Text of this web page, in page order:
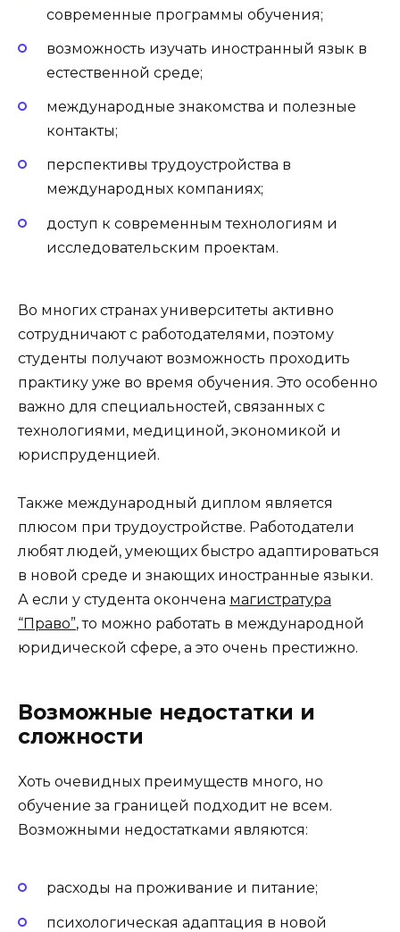
современные программы обучения;
возможность изучать иностранный язык в
естественной среде;
международные знакомства и полезные
контакты;
перспективы трудоустройства в
международных компаниях;
доступ к современным технологиям и
исследовательским проектам.
Во многих странах университеты активно
сотрудничают с работодателями, поэтому
студенты получают возможность проходить
практику уже во время обучения. Это особенно
важно для специальностей, связанных с
технологиями, медициной, экономикой и
юриспруденцией.
Также международный диплом является
плюсом при трудоустройстве. Работодатели
любят людей, умеющих быстро адаптироваться
в новой среде и знающих иностранные языки.
А если у студента окончена магистратура
“Право”, то можно работать в международной
юридической сфере, а это очень престижно.
Возможные недостатки и
сложности
Хоть очевидных преимуществ много, но
обучение за границей подходит не всем.
Возможными недостатками являются:
расходы на проживание и питание;
психологическая адаптация в новой